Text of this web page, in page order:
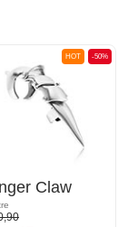
-50%
HOT
Claw